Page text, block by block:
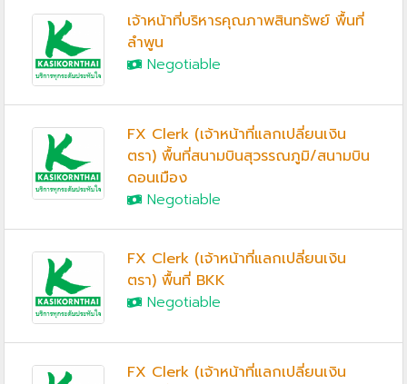
เจ้าหน้าที่บริหารคุณภาพสินทรัพย์ พื้นที่
ลำพูน
Negotiable
FX Clerk (เจ้าหน้าที่แลกเปลี่ยนเงิน
ตรา) พื้นที่สนามบินสุวรรณภูมิ/สนามบิน
ดอนเมือง
Negotiable
FX Clerk (เจ้าหน้าที่แลกเปลี่ยนเงิน
ตรา) พื้นที่ BKK
Negotiable
FX Clerk (เจ้าหน้าที่แลกเปลี่ยนเงิน